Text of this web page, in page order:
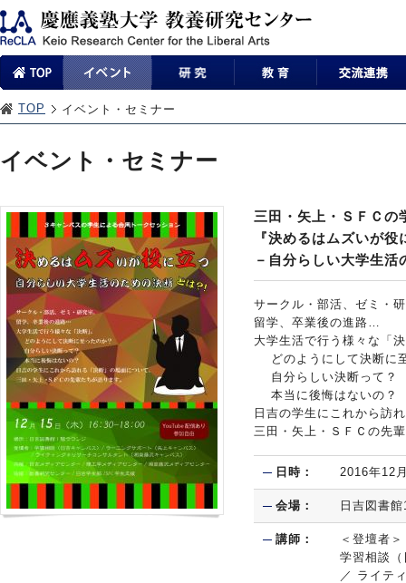
TOP イベント・セミナー
イベント・セミナー
三田・矢上・ＳＦＣの
『決めるはムズいが役
－自分らしい大学生
サークル・部活、ゼミ・
留学、卒業後の進路…
大学生活で行う様々な「
どのようにして決断に
自分らしい決断って？
本当に後悔はないの？
日吉の学生にこれから訪
三田・矢上・ＳＦＣの先
日時： 2016年12
会場： 日吉図書
講師：
＜登壇者＞
学習相談
／ ライテ